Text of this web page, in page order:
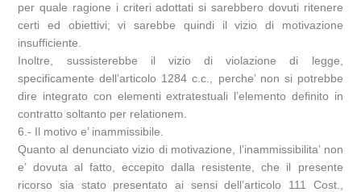
per quale ragione i criteri adottati si sarebbero dovuti ritenere
certi ed obiettivi; vi sarebbe quindi il vizio di motivazione
insufficiente.
Inoltre, sussisterebbe il vizio di violazione di legge,
specificamente dell’articolo 1284 c.c., perche’ non si potrebbe
dire integrato con elementi extratestuali l’elemento definito in
contratto soltanto per relationem.
6.- Il motivo e’ inammissibile.
Quanto al denunciato vizio di motivazione, l’inammissibilita’ non
e’ dovuta al fatto, eccepito dalla resistente, che il presente
ricorso sia stato presentato ai sensi dell’articolo 111 Cost.,